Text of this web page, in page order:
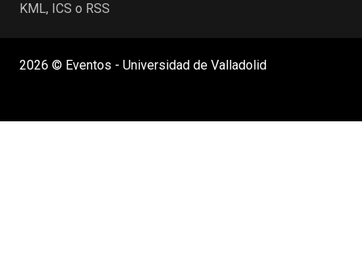
KML, ICS o RSS
2026 © Eventos - Universidad de Valladolid